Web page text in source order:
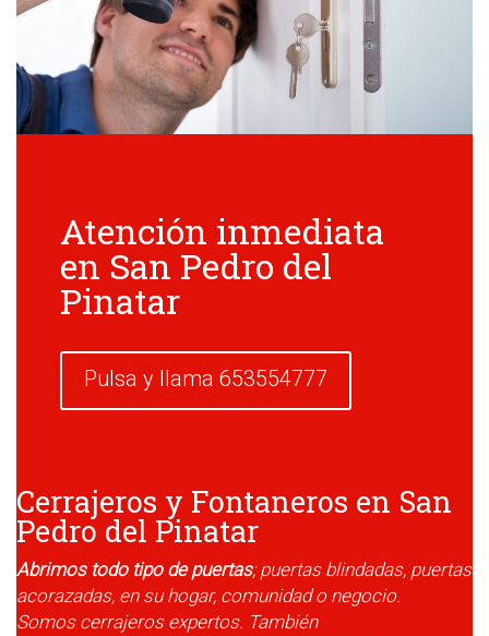
Atención inmediata
en San Pedro del
Pinatar
Pulsa y llama 653554777
Cerrajeros y Fontaneros en San
Pedro del Pinatar
Abrimos todo tipo de puertas; puertas blindadas, puertas
acorazadas, en su hogar, comunidad o negocio.
Somos cerrajeros expertos. También